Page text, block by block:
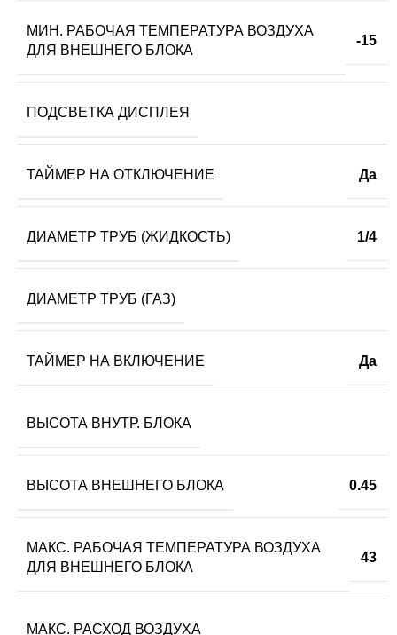
МИН. РАБОЧАЯ ТЕМПЕРАТУРА ВОЗДУХА
ДЛЯ ВНЕШНЕГО БЛОКА
-15
ПОДСВЕТКА ДИСПЛЕЯ
ТАЙМЕР НА ОТКЛЮЧЕНИЕ Да
ДИАМЕТР ТРУБ (ЖИДКОСТЬ) 1/4
ДИАМЕТР ТРУБ (ГАЗ)
ТАЙМЕР НА ВКЛЮЧЕНИЕ Да
ВЫСОТА ВНУТР. БЛОКА
ВЫСОТА ВНЕШНЕГО БЛОКА 0.45
МАКС. РАБОЧАЯ ТЕМПЕРАТУРА ВОЗДУХА
ДЛЯ ВНЕШНЕГО БЛОКА
43
МАКС. РАСХОД ВОЗДУХА